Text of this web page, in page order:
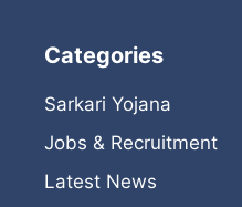
Categories
Sarkari Yojana
Jobs & Recruitment
Latest News